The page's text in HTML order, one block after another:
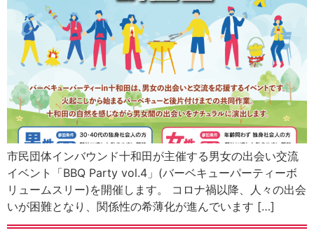
市民団体インバウンド十和田が主催する男女の出会い交流
イベント「BBQ Party vol.4」(バーベキューパーティーボ
リュームスリー)を開催します。 コロナ禍以降、人々の出会
いが困難となり、関係性の希薄化が進んでいます […]